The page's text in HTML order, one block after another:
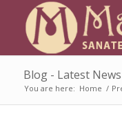
Blog - Latest News
You are here: Home /